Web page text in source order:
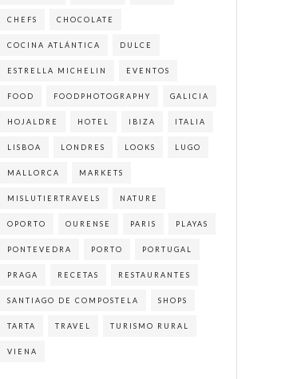
CHEFS CHOCOLATE
COCINA ATLÁNTICA DULCE
ESTRELLA MICHELIN EVENTOS
FOOD FOODPHOTOGRAPHY GALICIA
HOJALDRE HOTEL IBIZA ITALIA
LISBOA LONDRES LOOKS LUGO
MALLORCA MARKETS
MISLUTIERTRAVELS NATURE
OPORTO OURENSE PARIS PLAYAS
PONTEVEDRA PORTO PORTUGAL
PRAGA RECETAS RESTAURANTES
SANTIAGO DE COMPOSTELA SHOPS
TARTA TRAVEL TURISMO RURAL
VIENA